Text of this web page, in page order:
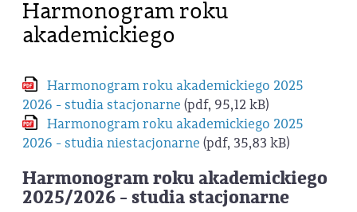
Harmonogram roku
akademickiego
Harmonogram roku akademickiego 2025
2026 - studia stacjonarne (pdf, 95,12 kB)
Harmonogram roku akademickiego 2025
2026 - studia niestacjonarne (pdf, 35,83 kB)
Harmonogram roku akademickiego
2025/2026 - studia stacjonarne